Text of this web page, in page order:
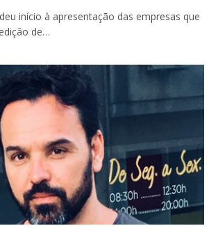
início à apresentação das empresas que
de…